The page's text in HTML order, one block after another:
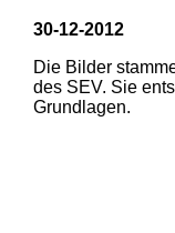
1
30-12-2012
Die Bilder
des SEV. Sie
Grundlagen.